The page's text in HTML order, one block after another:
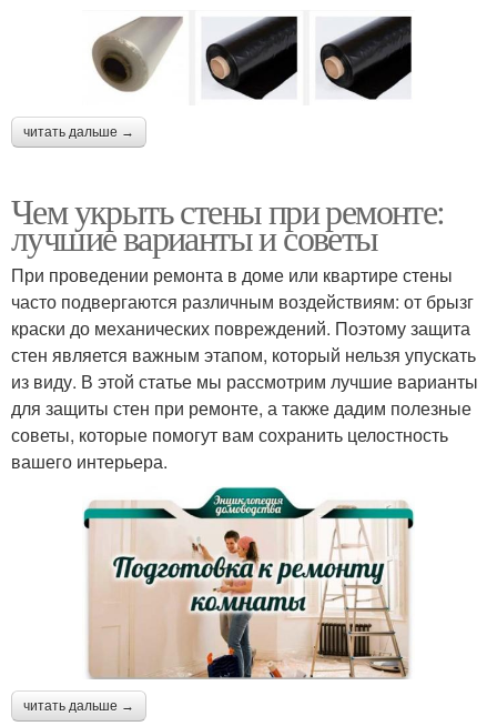
читать дальше →
Чем укрыть стены при ремонте:
лучшие варианты и советы
При проведении ремонта в доме или квартире стены
часто подвергаются различным воздействиям: от брызг
краски до механических повреждений. Поэтому защита
стен является важным этапом, который нельзя упускать
из виду. В этой статье мы рассмотрим лучшие варианты
для защиты стен при ремонте, а также дадим полезные
советы, которые помогут вам сохранить целостность
вашего интерьера.
читать дальше →